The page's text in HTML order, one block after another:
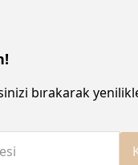
bırakarak